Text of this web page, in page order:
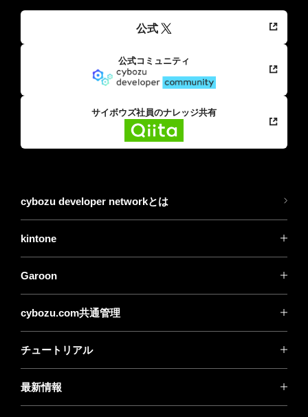
公式
公式コミュニティ
サイボウズ社員のナレッジ共有
cybozu developer networkとは
kintone
Garoon
cybozu.com共通管理
チュートリアル
最新情報